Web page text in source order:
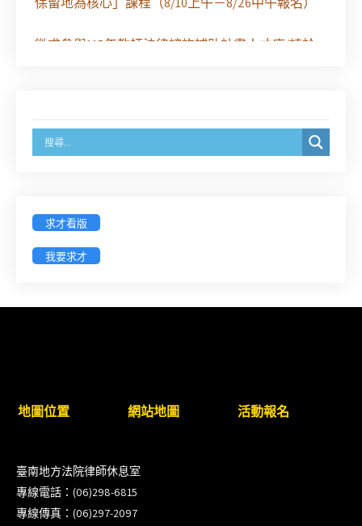
徵求參與115年教師法律諮詢補助計畫人才庫(請於
之分公司及商業應參加「勞動權益講習」
戳為憑)】
徵詢有意願擔任臺南市115年度國民中小學法治教育
臺南高分院8/28(五)下午舉辦「家庭關係中的正當防
衛」課程(8/12前向本會報名,實體)
8/22~23「平反再導航:2026台灣冤平反協會年度論
壇｣
求才看版
我要求才
地圖位置 網站地圖 活動報名
臺南地方法院律師休息室
專線電話：(06)298-6815
專線傳真：(06)297-2097